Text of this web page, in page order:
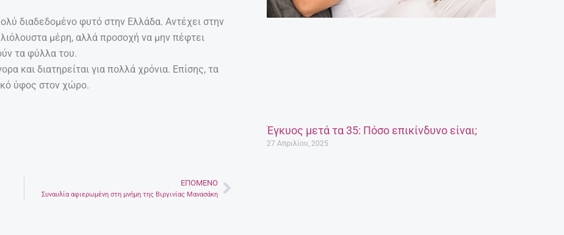
διαδεδομένο φυτό στην Ελλάδα. Αντέχει στην
μέρη, αλλά προσοχή να μην πέφτει
τα φύλλα του.
και διατηρείται για πολλά χρόνια. Επίσης, τα
ύφος στον χώρο.
ΕΠΌΜΕΝΟ
Συναυλία αφιερωμένη στη μνήμη της Βιργινίας ΜανασάκηNext
Έγκυος μετά τα 35: Πόσο επικίνδυνο είναι;
27 Απριλίου, 2025